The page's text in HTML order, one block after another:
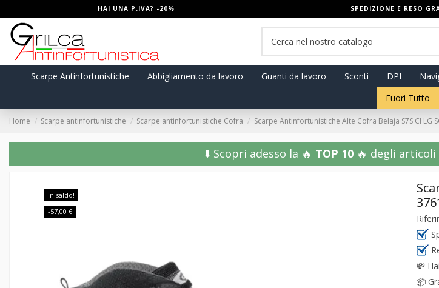
HAI UNA P.IVA? -20% SPEDIZIONE E RESO
Scarpe Antinfortunistiche
Abbigliamento da lavoro Guanti da lavoro Sconti DPI
Fuori Tutto
Home Scarpe antinfortunistiche Scarpe antinfortunistiche Cofra Scarpe Antinfortunistiche Alte Cofra Belaja S7S CI LG
⬇️ Scopri adesso la 🔥 TOP 10🔥 degli articoli
In saldo!
-57,00 €
💸
📦